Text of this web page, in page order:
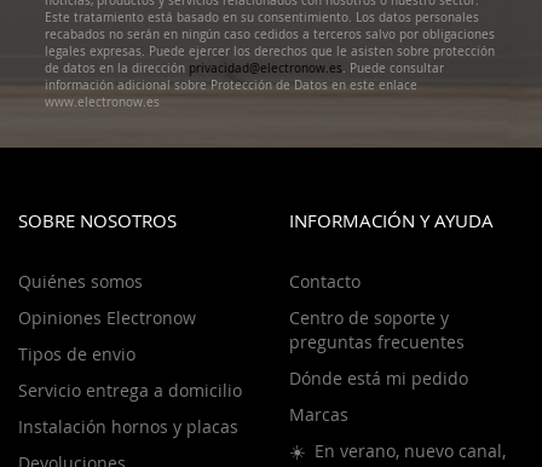
Este tratamiento está basado en su consentimiento. Los datos personales
recabados no serán en ningún caso cedidos a terceros salvo por obligaciones
legales expresas. Puede ejercer los derechos que le asisten sobre protección
de datos en la dirección privacidad@electronow.es. Puede consultar
información adicional sobre Protección de Datos en este enlace
www.electronow.es
SOBRE NOSOTROS
Quiénes somos
Opiniones Electronow
Tipos de envio
Servicio entrega a domicilio
Instalación hornos y placas
INFORMACIÓN Y AYUDA
Contacto
Centro de soporte y
preguntas frecuentes
Dónde está mi pedido
Marcas
☀️ En verano, nuevo canal,